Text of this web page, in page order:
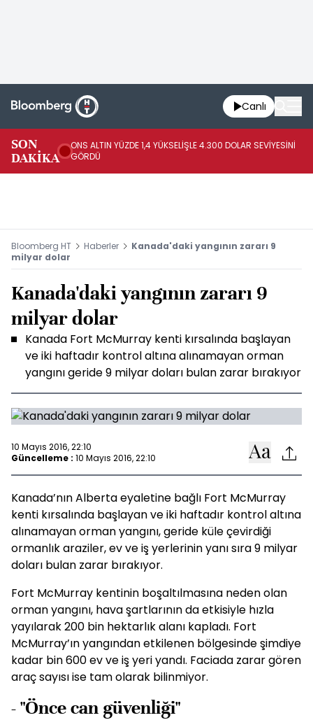
Canlı
SON
DAKİKA
ONS ALTIN YÜZDE 1,4 YÜKSELİŞLE 4.300 DOLAR SEVİYESİNİ
GÖRDÜ
Bloomberg HT Haberler
Kanada'daki yangının zararı 9
milyar dolar
Kanada'daki yangının zararı 9
milyar dolar
Kanada Fort McMurray kenti kırsalında başlayan
ve iki haftadır kontrol altına alınamayan orman
yangını geride 9 milyar doları bulan zarar bırakıyor
10 Mayıs 2016, 22:10
Güncelleme : 10 Mayıs 2016, 22:10
Kanada’nın Alberta eyaletine bağlı Fort McMurray
kenti kırsalında başlayan ve iki haftadır kontrol altına
alınamayan orman yangını, geride küle çevirdiği
ormanlık araziler, ev ve iş yerlerinin yanı sıra 9 milyar
doları bulan zarar bırakıyor.
Fort McMurray kentinin boşaltılmasına neden olan
orman yangını, hava şartlarının da etkisiyle hızla
yayılarak 200 bin hektarlık alanı kapladı. Fort
McMurray’ın yangından etkilenen bölgesinde şimdiye
kadar bin 600 ev ve iş yeri yandı. Faciada zarar gören
araç sayısı ise tam olarak bilinmiyor.
- "Önce can güvenliği"